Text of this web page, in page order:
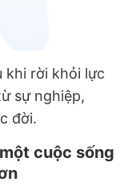
khi rời khỏi lực
sự nghiệp,
đời.
cuộc sống